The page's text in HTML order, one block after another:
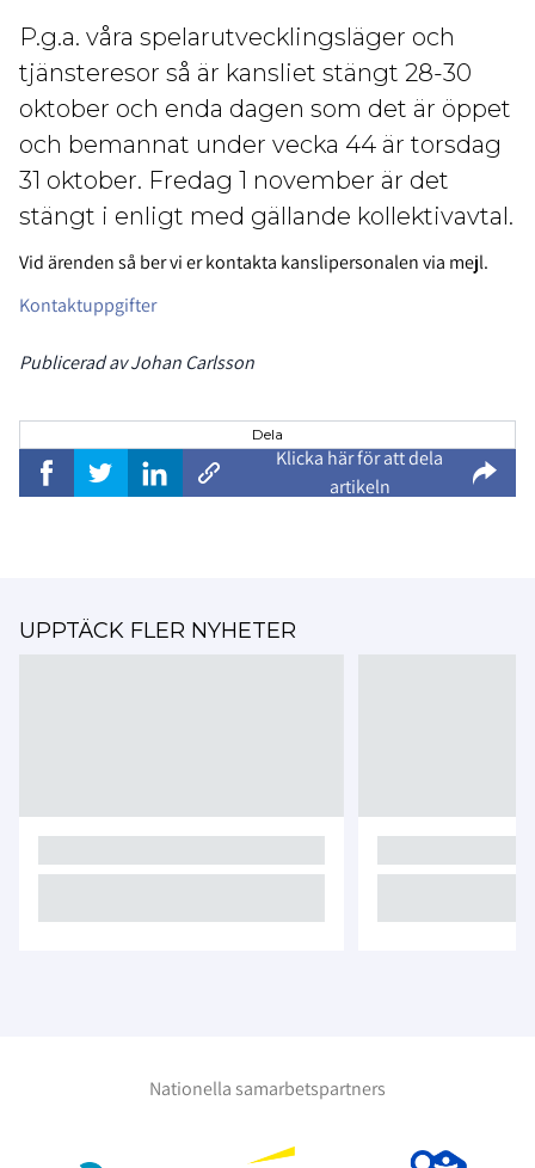
P.g.a. våra spelarutvecklingsläger och
tjänsteresor så är kansliet stängt 28-30
oktober och enda dagen som det är öppet
och bemannat under vecka 44 är torsdag
31 oktober. Fredag 1 november är det
stängt i enligt med gällande kollektivavtal.
Vid ärenden så ber vi er kontakta kanslipersonalen via mejl.
Kontaktuppgifter
Publicerad av Johan Carlsson
Dela
Klicka här för att dela
artikeln
UPPTÄCK FLER NYHETER
Nationella samarbetspartners